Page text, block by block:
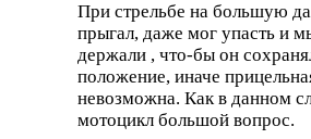
При стрельбе на большую
прыгал, даже мог упасть и
держали , что-бы он
положение, иначе
невозможна. Как в данном
мотоцикл большой вопрос.